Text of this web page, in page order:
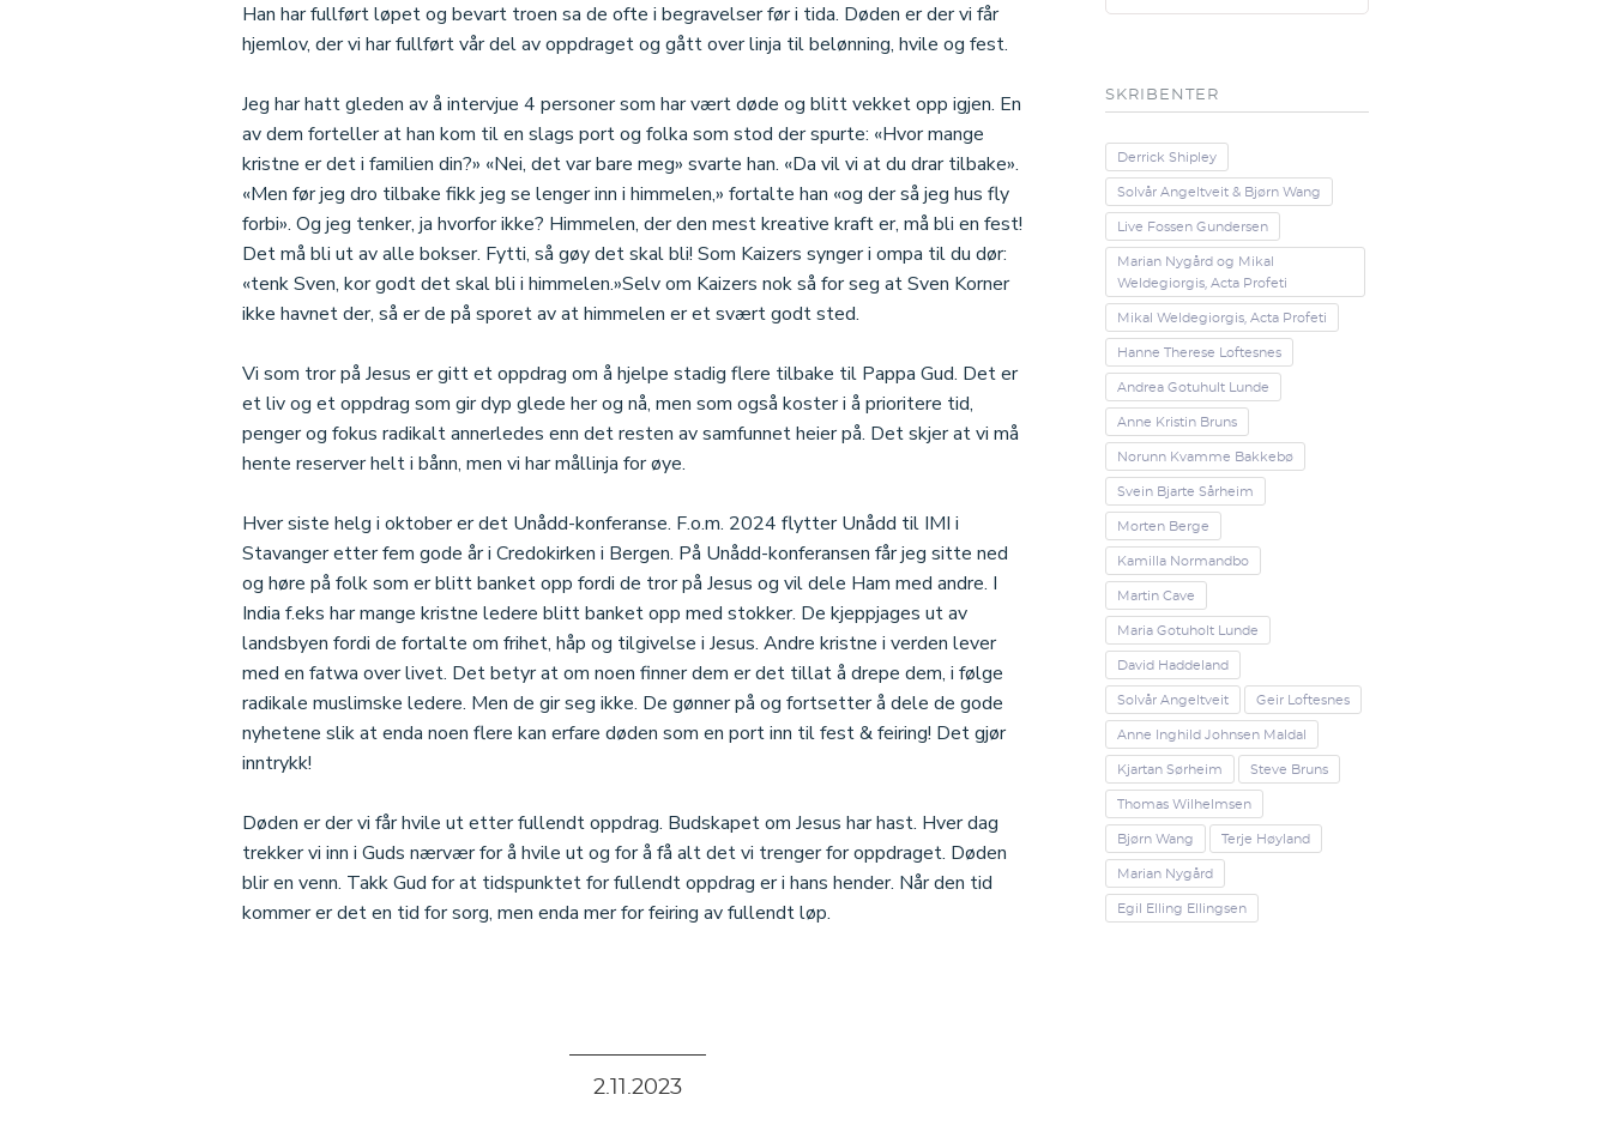
Han har fullført løpet og bevart troen sa de ofte i begravelser før i tida. Døden er der vi får
hjemlov, der vi har fullført vår del av oppdraget og gått over linja til belønning, hvile og fest.
Jeg har hatt gleden av å intervjue 4 personer som har vært døde og blitt vekket opp igjen. En
av dem forteller at han kom til en slags port og folka som stod der spurte: «Hvor mange
kristne er det i familien din?» «Nei, det var bare meg» svarte han. «Da vil vi at du drar tilbake».
«Men før jeg dro tilbake fikk jeg se lenger inn i himmelen,» fortalte han «og der så jeg hus fly
forbi». Og jeg tenker, ja hvorfor ikke? Himmelen, der den mest kreative kraft er, må bli en fest!
Det må bli ut av alle bokser. Fytti, så gøy det skal bli! Som Kaizers synger i ompa til du dør:
«tenk Sven, kor godt det skal bli i himmelen.»Selv om Kaizers nok så for seg at Sven Korner
ikke havnet der, så er de på sporet av at himmelen er et svært godt sted.
Vi som tror på Jesus er gitt et oppdrag om å hjelpe stadig flere tilbake til Pappa Gud. Det er
et liv og et oppdrag som gir dyp glede her og nå, men som også koster i å prioritere tid,
penger og fokus radikalt annerledes enn det resten av samfunnet heier på. Det skjer at vi må
hente reserver helt i bånn, men vi har mållinja for øye.
Hver siste helg i oktober er det Unådd-konferanse. F.o.m. 2024 flytter Unådd til IMI i
Stavanger etter fem gode år i Credokirken i Bergen. På Unådd-konferansen får jeg sitte ned
og høre på folk som er blitt banket opp fordi de tror på Jesus og vil dele Ham med andre. I
India f.eks har mange kristne ledere blitt banket opp med stokker. De kjeppjages ut av
landsbyen fordi de fortalte om frihet, håp og tilgivelse i Jesus. Andre kristne i verden lever
med en fatwa over livet. Det betyr at om noen finner dem er det tillat å drepe dem, i følge
radikale muslimske ledere. Men de gir seg ikke. De gønner på og fortsetter å dele de gode
nyhetene slik at enda noen flere kan erfare døden som en port inn til fest & feiring! Det gjør
inntrykk!
Døden er der vi får hvile ut etter fullendt oppdrag. Budskapet om Jesus har hast. Hver dag
trekker vi inn i Guds nærvær for å hvile ut og for å få alt det vi trenger for oppdraget. Døden
blir en venn. Takk Gud for at tidspunktet for fullendt oppdrag er i hans hender. Når den tid
kommer er det en tid for sorg, men enda mer for feiring av fullendt løp.
2.11.2023
SKRIBENTER
Derrick Shipley
Solvår Angeltveit & Bjørn Wang
Live Fossen Gundersen
Marian Nygård og Mikal
Weldegiorgis, Acta Profeti
Mikal Weldegiorgis, Acta Profeti
Hanne Therese Loftesnes
Andrea Gotuhult Lunde
Anne Kristin Bruns
Norunn Kvamme Bakkebø
Svein Bjarte Sårheim
Morten Berge
Kamilla Normandbo
Martin Cave
Maria Gotuholt Lunde
David Haddeland
Solvår Angeltveit Geir Loftesnes
Anne Inghild Johnsen Maldal
Kjartan Sørheim Steve Bruns
Thomas Wilhelmsen
Bjørn Wang Terje Høyland
Marian Nygård
Egil Elling Ellingsen